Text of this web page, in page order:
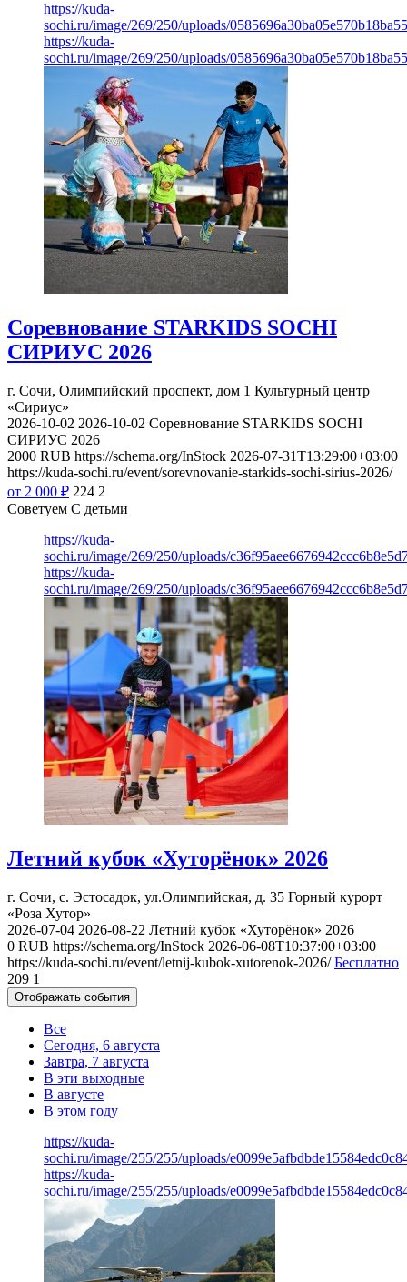
https://kuda-
sochi.ru/image/269/250/uploads/
https://kuda-
sochi.ru/image/269/250/uploads/
Соревнование STARKIDS SOCHI
СИРИУС 2026
г. Сочи, Олимпийский проспект, дом 1 Культурный центр
«Сириус»
2026-10-02 2026-10-02 Соревнование STARKIDS SOCHI
СИРИУС 2026
2000 RUB https://schema.org/InStock 2026-07-31T13:29:00+03:00
https://kuda-sochi.ru/event/sorevnovanie-starkids-sochi-sirius-2026/
от 2 000 ₽ 224 2
Советуем С детьми
https://kuda-
sochi.ru/image/269/250/uploads/
https://kuda-
sochi.ru/image/269/250/uploads/
Летний кубок «Хуторёнок» 2026
г. Сочи, с. Эстосадок, ул.Олимпийская, д. 35 Горный курорт
«Роза Хутор»
2026-07-04 2026-08-22 Летний кубок «Хуторёнок» 2026
0 RUB https://schema.org/InStock 2026-06-08T10:37:00+03:00
https://kuda-sochi.ru/event/letnij-kubok-xutorenok-2026/ Бесплатно
209 1
Отображать события
Все
Сегодня, 6 августа
Завтра, 7 августа
В эти выходные
В августе
В этом году
https://kuda-
sochi.ru/image/255/255/uploads/
https://kuda-
sochi.ru/image/255/255/uploads/